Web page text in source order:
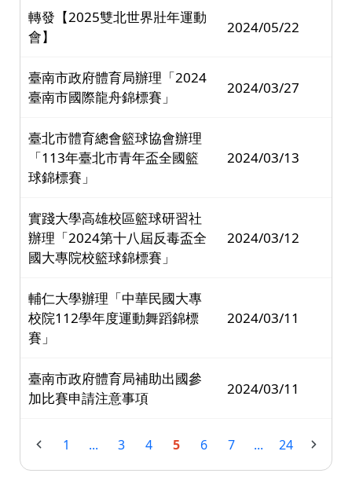
轉發【2025雙北世界壯年運動
會】
2024/05/22
臺南市政府體育局辦理「2024
臺南市國際龍舟錦標賽」
2024/03/27
臺北市體育總會籃球協會辦理
「113年臺北市青年盃全國籃
球錦標賽」
2024/03/13
實踐大學高雄校區籃球研習社
辦理「2024第十八屆反毒盃全
國大專院校籃球錦標賽」
2024/03/12
輔仁大學辦理「中華民國大專
校院112學年度運動舞蹈錦標
賽」
2024/03/11
臺南市政府體育局補助出國參
加比賽申請注意事項
2024/03/11
1 ... 3 4 5 6 7 ... 24